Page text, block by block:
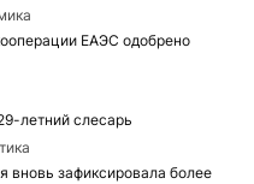
ЕАЭС одобрено
летний слесарь
вновь зафиксировала более